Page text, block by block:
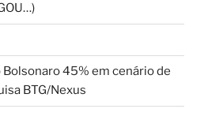
45% em cenário de
BTG/Nexus